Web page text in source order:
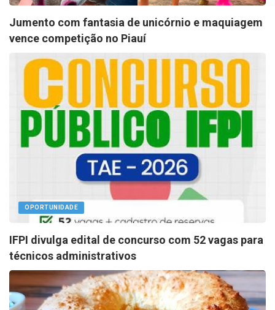
Jumento com fantasia de unicórnio e maquiagem
vence competição no Piauí
OPORTUNIDADE
IFPI divulga edital de concurso com 52 vagas para
técnicos administrativos